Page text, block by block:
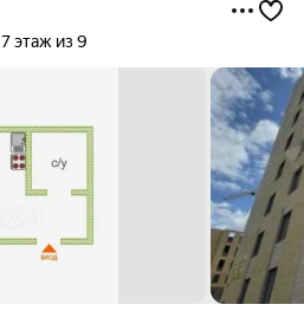
7 этаж из 9